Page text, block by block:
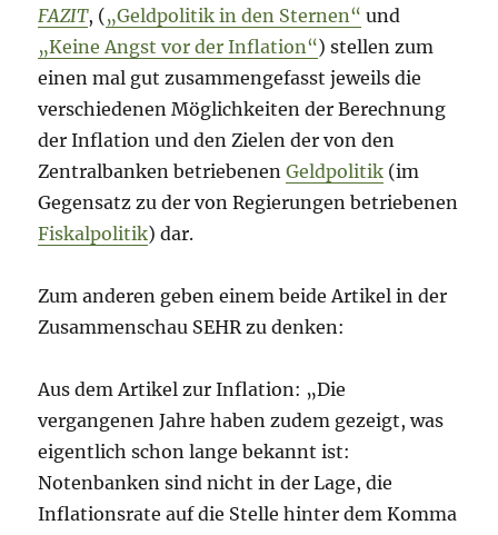
FAZIT, („Geldpolitik in den Sternen“ und
„Keine Angst vor der Inflation“) stellen zum
einen mal gut zusammengefasst jeweils die
verschiedenen Möglichkeiten der Berechnung
der Inflation und den Zielen der von den
Zentralbanken betriebenenGeldpolitik (im
Gegensatz zu der von Regierungen betriebenen
Fiskalpolitik) dar.
Zum anderen geben einem beide Artikel in der
Zusammenschau SEHR zu denken:
Aus dem Artikel zur Inflation: „Die
vergangenen Jahre haben zudem gezeigt, was
eigentlich schon lange bekannt ist:
Notenbanken sind nicht in der Lage, die
Inflationsrate auf die Stelle hinter dem Komma